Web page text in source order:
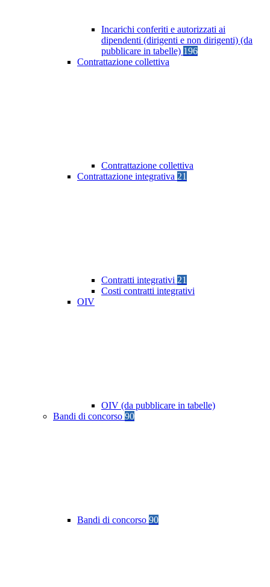
Incarichi conferiti e autorizzati ai
dipendenti (dirigenti e non dirigenti) (da
pubblicare in tabelle) 196
Contrattazione collettiva
Contrattazione collettiva
Contrattazione integrativa 21
Contratti integrativi 21
Costi contratti integrativi
OIV
OIV (da pubblicare in tabelle)
Bandi di concorso 90
Bandi di concorso 90